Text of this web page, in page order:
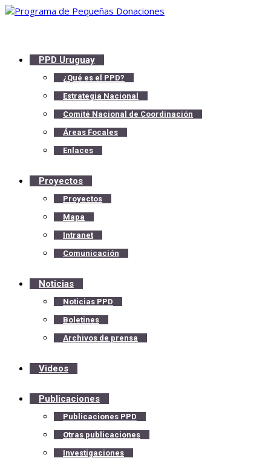
PPD Uruguay
¿Qué es el PPD?
Estrategia Nacional
Comité Nacional de Coordinación
Áreas Focales
Enlaces
Proyectos
Proyectos
Mapa
Intranet
Comunicación
Noticias
Noticias PPD
Boletines
Archivos de prensa
Videos
Publicaciones
Publicaciones PPD
Otras publicaciones
Investigaciones